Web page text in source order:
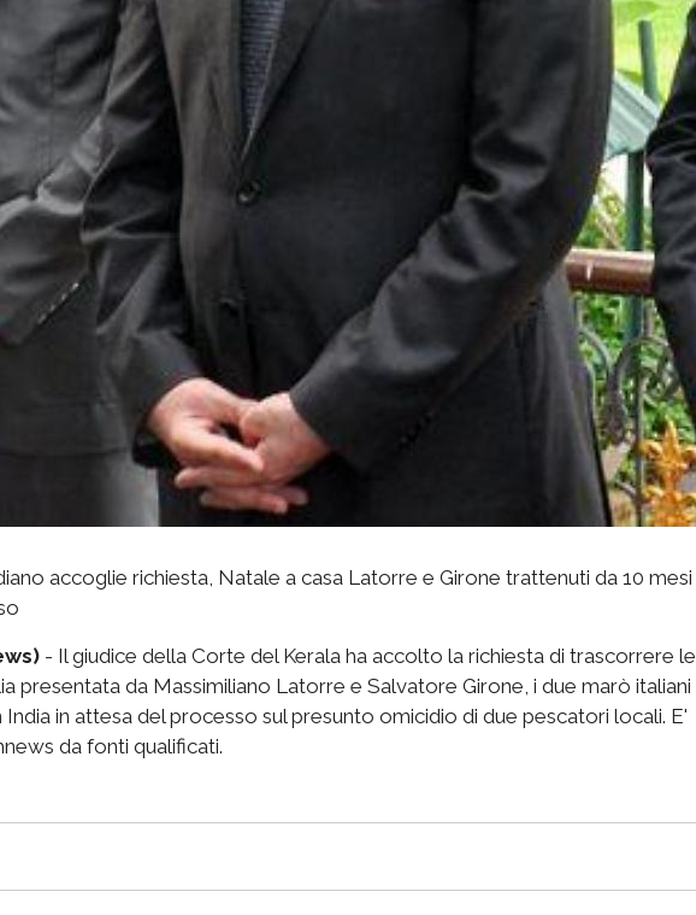
accoglie richiesta, Natale a casa Latorre e Girone trattenuti da 10 mesi
- Il giudice della Corte del Kerala ha accolto la richiesta di trascorrere le
presentata da Massimiliano Latorre e Salvatore Girone, i due marò italiani
in attesa del processo sul presunto omicidio di due pescatori locali. E'
da fonti qualificati.